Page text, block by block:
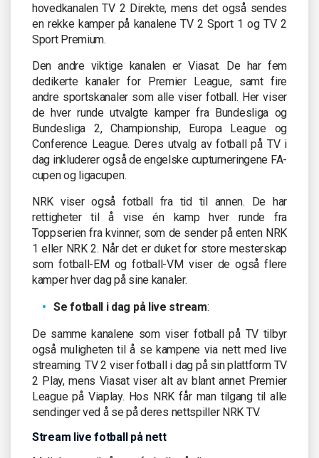
hovedkanalen TV 2 Direkte, mens det også sendes
en rekke kamper på kanalene TV 2 Sport 1 og TV 2
Sport Premium.
Den andre viktige kanalen er Viasat. De har fem
dedikerte kanaler for Premier League, samt fire
andre sportskanaler som alle viser fotball. Her viser
de hver runde utvalgte kamper fra Bundesliga og
Bundesliga 2, Championship, Europa League og
Conference League. Deres utvalg av fotball på TV i
dag inkluderer også de engelske cupturneringene FA-
cupen og ligacupen.
NRK viser også fotball fra tid til annen. De har
rettigheter til å vise én kamp hver runde fra
Toppserien fra kvinner, som de sender på enten NRK
1 eller NRK 2. Når det er duket for store mesterskap
som fotball-EM og fotball-VM viser de også flere
kamper hver dag på sine kanaler.
Se fotball i dag på live stream:
De samme kanalene som viser fotball på TV tilbyr
også muligheten til å se kampene via nett med live
streaming. TV 2 viser fotball i dag på sin plattform TV
2 Play, mens Viasat viser alt av blant annet Premier
League på Viaplay. Hos NRK får man tilgang til alle
sendinger ved å se på deres nettspiller NRK TV.
Stream live fotball på nett